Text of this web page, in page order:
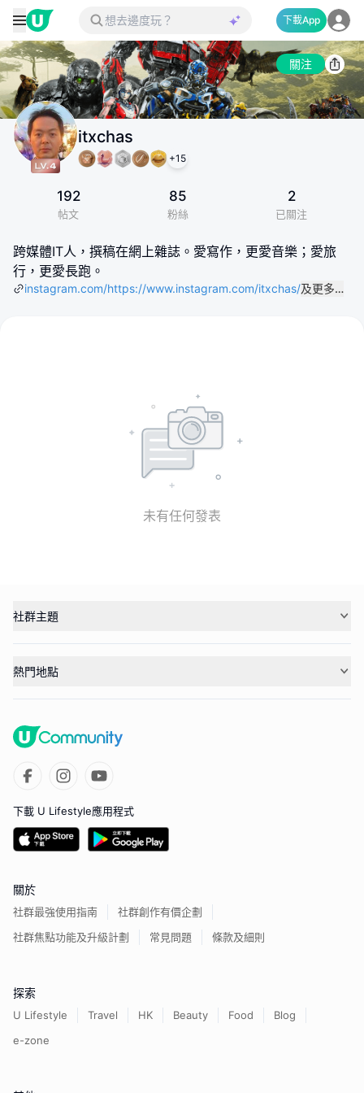
下載App
關注
itxchas
+15
192
帖文
85
粉絲
2
已關注
跨媒體IT人，撰稿在網上雜誌。愛寫作，更愛音樂；愛旅
行，更愛長跑。
instagram.com/https://www.instagram.com/itxchas/及更多…
未有任何發表
社群主題
熱門地點
下載 U Lifestyle應用程式
關於
社群最強使用指南
社群創作有價企劃
社群焦點功能及升級計劃
常見問題 條款及細則
探索
U Lifestyle Travel HK Beauty Food
Blog
e-zone